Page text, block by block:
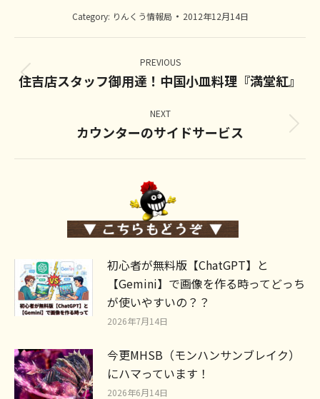
Category: りんくう情報局 2012年12月14日
Post
navigation
PREVIOUS
Previous
住吉店スタッフ御用達！中国小皿料理『満堂紅』
NEXT
Next
カウンターのサイドサービス
初心者が無料版【ChatGPT】と
【Gemini】で画像を作る時ってどっち
が使いやすいの？？
2026年7月14日
今更MHSB（モンハンサンブレイク）
にハマっています！
2026年6月14日